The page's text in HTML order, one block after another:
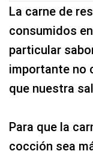
La carne de
consumidos
particular
importante no
que nuestra
Para que la
cocción sea